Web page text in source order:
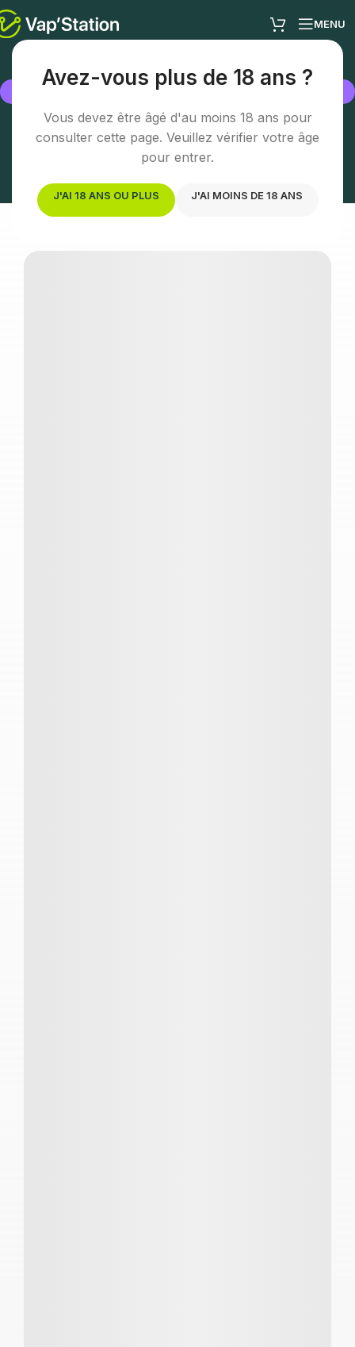
Avez-vous plus de 18 ans ?
Vous devez être âgé d'au moins 18 ans pour
consulter cette page. Veuillez vérifier votre âge
pour entrer.
J'AI 18 ANS OU PLUS J'AI MOINS DE 18 ANS
MENU
La Rochelle / Puilboreau
Votre boutique vape à La Rochelle – Conseil
personnalisé et expertise